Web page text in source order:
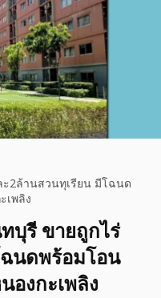
2ล้านสวนทุเรียน มีโฉนด
เพลิง
บุรี ขายถูกไร่
นดพร้อมโอน
องกะเพลิง